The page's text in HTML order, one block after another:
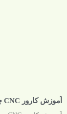
آموزش کارور CNC چوب